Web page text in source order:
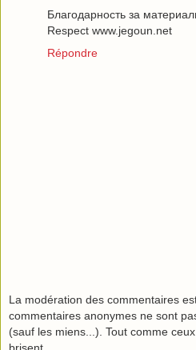
Благодарность за
Respect www.jegoun.net
Répondre
La modération des commentaires
commentaires anonymes ne sont
(sauf les miens...). Tout comme
brisent.